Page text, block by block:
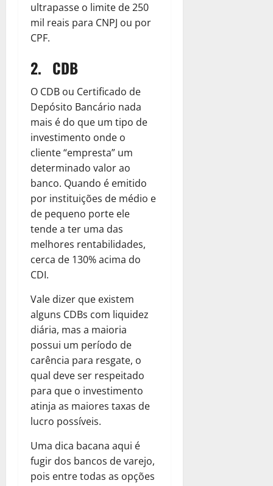
ultrapasse o limite de 250
mil reais para CNPJ ou por
CPF.
2. CDB
O CDB ou Certificado de
Depósito Bancário nada
mais é do que um tipo de
investimento onde o
cliente “empresta” um
determinado valor ao
banco. Quando é emitido
por instituições de médio e
de pequeno porte ele
tende a ter uma das
melhores rentabilidades,
cerca de 130% acima do
CDI.
Vale dizer que existem
alguns CDBs com liquidez
diária, mas a maioria
possui um período de
carência para resgate, o
qual deve ser respeitado
para que o investimento
atinja as maiores taxas de
lucro possíveis.
Uma dica bacana aqui é
fugir dos bancos de varejo,
pois entre todas as opções